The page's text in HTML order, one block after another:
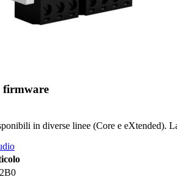
in diverse linee (Core e eXtended).